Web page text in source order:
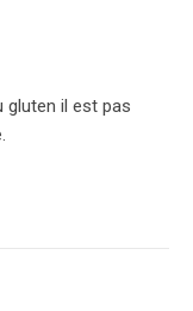
gluten il est pas